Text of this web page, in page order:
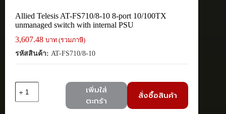
Allied Telesis AT-FS710/8-10 8-port 10/100TX
unmanaged switch with internal PSU
3,607.48 บาท (รวมภาษี)
รหัสสินค้า: AT-FS710/8-10
Allied
เพิ่มใส่
ตะกร้า
สั่งซื้อสินค้า